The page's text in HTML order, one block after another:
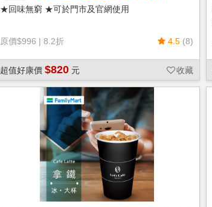
★回味無窮 ★可於門市及官網使用
原價$996 | 8.2折 4.5 (8)
超值好康價 $820 元 收藏